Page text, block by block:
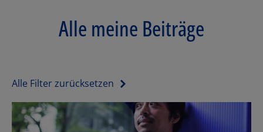
Alle meine Beiträge
Alle Filter zurücksetzen